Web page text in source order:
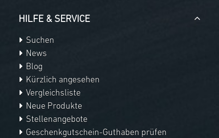
HILFE & SERVICE
Suchen
News
Blog
Kürzlich angesehen
Vergleichsliste
Neue Produkte
Stellenangebote
Geschenkgutschein-Guthaben prüfen